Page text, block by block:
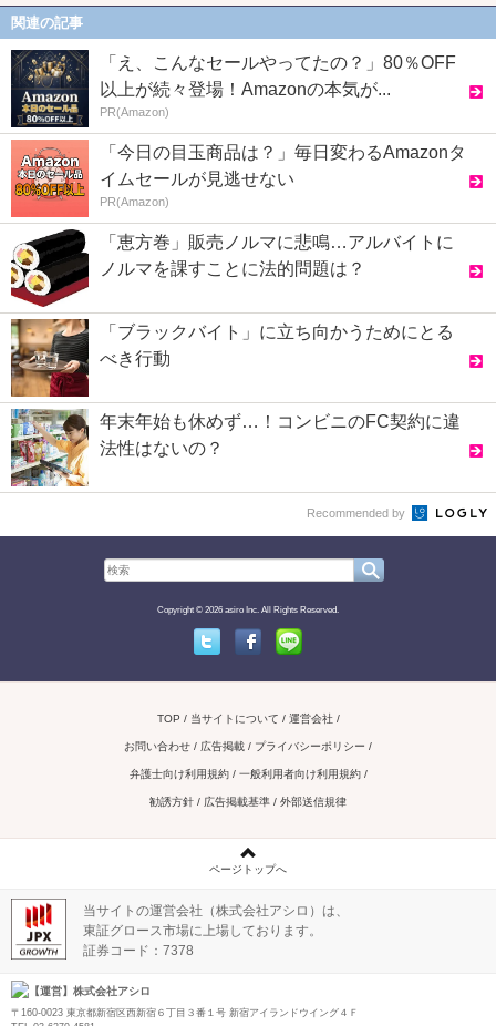
関連の記事
「え、こんなセールやってたの？」80％OFF
以上が続々登場！Amazonの本気が...
PR(Amazon)
「今日の目玉商品は？」毎日変わるAmazonタ
イムセールが見逃せない
PR(Amazon)
「恵方巻」販売ノルマに悲鳴…アルバイトに
ノルマを課すことに法的問題は？
「ブラックバイト」に立ち向かうためにとる
べき行動
年末年始も休めず…！コンビニのFC契約に違
法性はないの？
Recommended by
Copyright © 2026 asiro Inc. All Rights Reserved.
TOP 当サイトについて 運営会社
お問い合わせ / 広告掲載 プライバシーポリシー
弁護士向け利用規約 一般利用者向け利用規約
勧誘方針 広告掲載基準 外部送信規律
ページトップへ
当サイトの運営会社（株式会社アシロ）は、
東証グロース市場に上場しております。
証券コード：7378
【運営】株式会社アシロ
〒160-0023 東京都新宿区西新宿６丁目３番１号 新宿アイランドウイング４Ｆ